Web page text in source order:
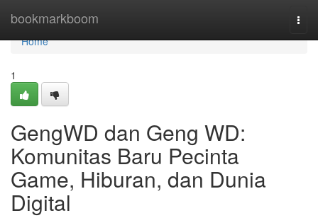
bookmarkboom
Home
Home
1
GengWD dan Geng WD:
Komunitas Baru Pecinta
Game, Hiburan, dan Dunia
Digital